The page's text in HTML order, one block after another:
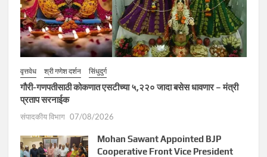
वृत्तवेध श्री गणेश दर्शन सिंधुदुर्ग
गौरी-गणपतीसाठी कोकणात एसटीच्या ५,२२० जादा बसेस धावणार – मंत्री
प्रताप सरनाईक
संपादकीय विभाग 07/08/2026
Mohan Sawant Appointed BJP
Cooperative Front Vice President